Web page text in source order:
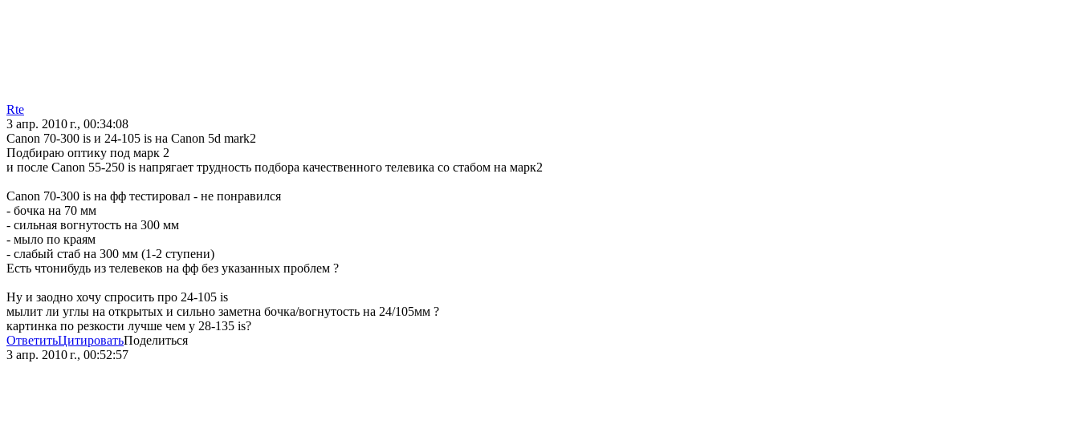
Rte
3 апр. 2010 г., 00:34:08
Canon 70-300 is и 24-105 is на Canon 5d mark2
Подбираю оптику под марк 2
и после Canon 55-250 is напрягает трудность подбора качественного телевика со стабом на марк2
Canon 70-300 is на фф тестировал - не понравился
- бочка на 70 мм
- сильная вогнутость на 300 мм
- мыло по краям
- слабый стаб на 300 мм (1-2 ступени)
Есть чтонибудь из телевеков на фф без указанных проблем ?
Ну и заодно хочу спросить про 24-105 is
мылит ли углы на открытых и сильно заметна бочка/вогнутость на 24/105мм ?
картинка по резкости лучше чем у 28-135 is?
ОтветитьЦитироватьПоделиться
3 апр. 2010 г., 00:52:57